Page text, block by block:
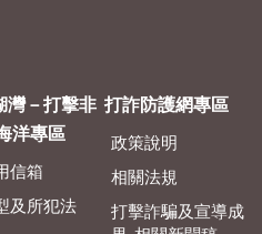
灣－打擊非
洋專區
信箱
及所犯法
打詐防護網專區
政策說明
相關法規
打擊詐騙及宣導成